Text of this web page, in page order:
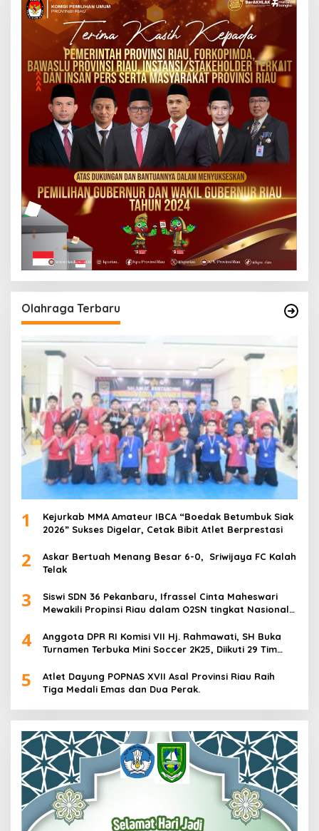
Olahraga Terbaru
1
Kejurkab MMA Amateur IBCA “Boedak Betumbuk Siak
2026” Sukses Digelar, Cetak Bibit Atlet Berprestasi
2
Askar Bertuah Menang Besar 6-0, Sriwijaya FC Kalah
Telak
3
Siswi SDN 36 Pekanbaru, Ifrassel Cinta Maheswari
Mewakili Propinsi Riau dalam O2SN tingkat Nasional
4
Anggota DPR RI Komisi VII Hj. Rahmawati, SH Buka
Turnamen Terbuka Mini Soccer 2K25, Diikuti 29 Tim
5
Atlet Dayung POPNAS XVII Asal Provinsi Riau Raih
Tiga Medali Emas dan Dua Perak.